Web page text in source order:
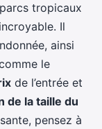
parcs tropicaux
Il
ainsi
le
de l’entrée et
de la taille du
pensez à